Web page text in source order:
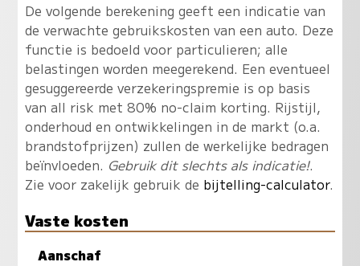
De volgende berekening geeft een indicatie van
de verwachte gebruikskosten van een auto. Deze
functie is bedoeld voor particulieren; alle
belastingen worden meegerekend. Een eventueel
gesuggereerde verzekeringspremie is op basis
van all risk met 80% no-claim korting. Rijstijl,
onderhoud en ontwikkelingen in de markt (o.a.
brandstofprijzen) zullen de werkelijke bedragen
beïnvloeden. Gebruik dit slechts als indicatie!.
Zie voor zakelijk gebruik de bijtelling-calculator.
Vaste kosten
Aanschaf